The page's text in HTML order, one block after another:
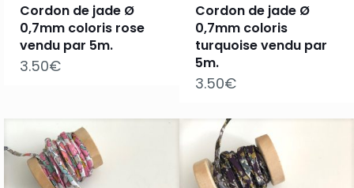
Cordon de jade Ø
0,7mm coloris rose
vendu par 5m.
3.50€
Cordon de jade Ø
0,7mm coloris
turquoise vendu par
5m.
3.50€